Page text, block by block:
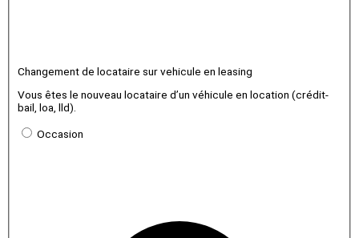
Changement de locataire sur vehicule en leasing
Vous êtes le nouveau locataire d’un véhicule en location (crédit-
bail, loa, lld).
Occasion